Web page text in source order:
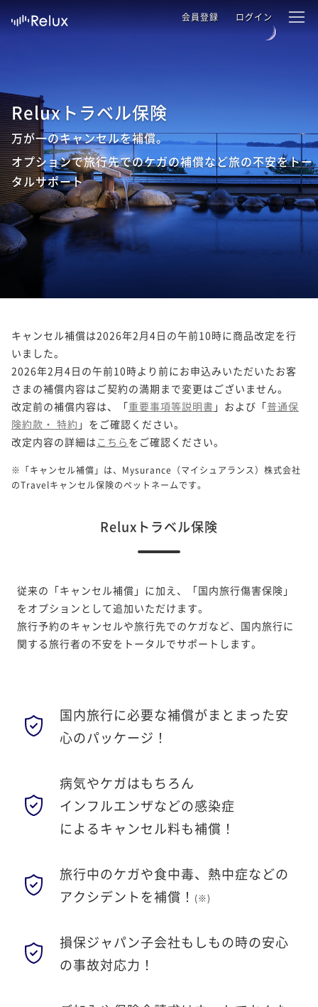
会員登録 ログイン
Reluxトラベル保険
万が一のキャンセルを補償。
オプションで旅行先でのケガの補償など旅の不安をトー
タルサポート
キャンセル補償は2026年2月4日の午前10時に商品改定を行
いました。
2026年2月4日の午前10時より前にお申込みいただいたお客
さまの補償内容はご契約の満期まで変更はございません。
改定前の補償内容は、「重要事項等説明書 」および「普通保
険約款・ 特約 」をご確認ください。
改定内容の詳細は こちら をご確認ください。
※「キャンセル補償」は、Mysurance（マイシュアランス）株式会社
のTravelキャンセル保険のペットネームです。
Reluxトラベル保険
従来の「キャンセル補償」に加え、「国内旅行傷害保険」
をオプションとして追加いただけます。
旅行予約のキャンセルや旅行先でのケガなど、国内旅行に
関する旅行者の不安をトータルでサポートします。
国内旅行に必要な補償がまとまった安
心のパッケージ！
病気やケガはもちろん
インフルエンザなどの感染症
によるキャンセル料も補償！
旅行中のケガや食中毒、熱中症などの
アクシデントを補償！ (※)
損保ジャパン子会社もしもの時の安心
の事故対応力！